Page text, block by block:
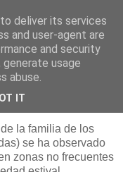
la familia de los
se ha observado
zonas no frecuentes
deliver its services
and user-agent are
and security
usage
abuse.
IT